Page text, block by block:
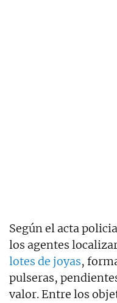
Según el acta
los agentes
lotes de joyas,
pulseras,
valor. Entre los